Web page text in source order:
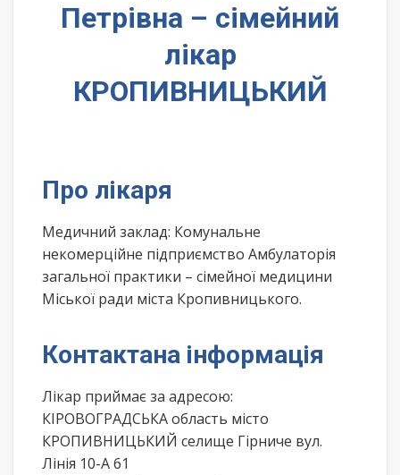
Петрівна – сімейний
лікар
КРОПИВНИЦЬКИЙ
Про лікаря
Медичний заклад: Комунальне
некомерційне підприємство Амбулаторія
загальної практики – сімейної медицини
Міської ради міста Кропивницького.
Контактана інформація
Лікар приймає за адресою:
КІРОВОГРАДСЬКА область місто
КРОПИВНИЦЬКИЙ селище Гірниче вул.
Лінія 10-А 61